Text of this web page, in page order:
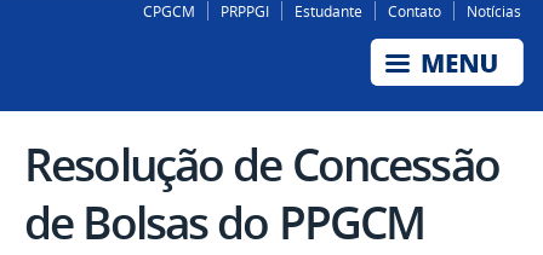
CPGCM PRPPGI Estudante Contato Notícias
Resolução de Concessão
de Bolsas do PPGCM